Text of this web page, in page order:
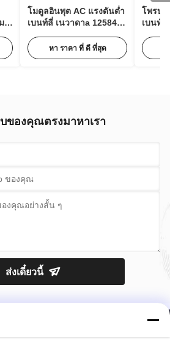
โมดูลอินพุต AC แรงดันต่ำ
เบนท์ลี่ เนวาดาa 125840-
02 3500/15 63Hz พร้อม
85 ถึง 264 Vac RMS
หา ราคา ที่ ดี ที่สุด
โพรบ
เบนท์ลี่
XL
05-30-
ของคุณตรงมาหาเรา
ส่งเดี๋ยวนี้